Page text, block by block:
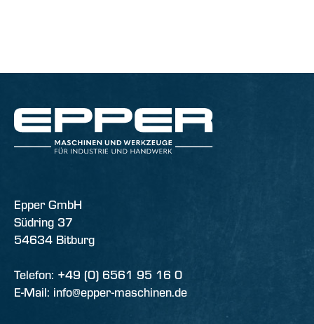
Epper GmbH
Südring 37
54634 Bitburg
Telefon: +49 (0) 6561 95 16 0
E-Mail: info@epper-maschinen.de